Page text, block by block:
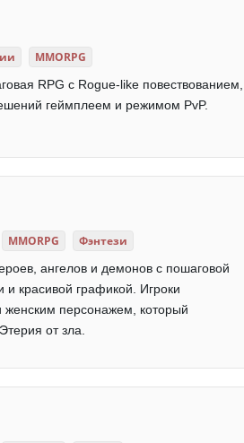
MMORPG
RPG с Rogue-like повествованием,
геймплеем и режимом PvP.
MMORPG Фэнтези
ангелов и демонов с пошаговой
красивой графикой. Игроки
персонажем, который
от зла.